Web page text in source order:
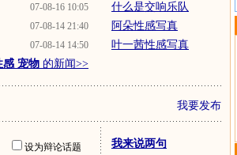
07-08-16 10:05
07-08-14 21:40
07-08-14 14:50
感 宠物 的新闻>>
什么是交响乐队
阿朵性感写真
叶一茜性感写真
我要发布
设为辩论话题
我来说两句